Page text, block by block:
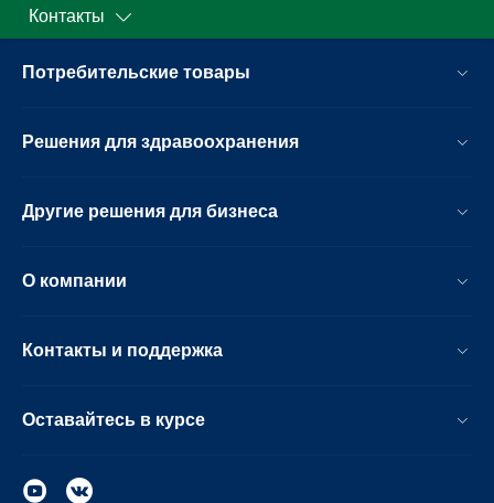
Контакты
Потребительские товары
Решения для здравоохранения
Другие решения для бизнеса
О компании
Контакты и поддержка
Оставайтесь в курсе